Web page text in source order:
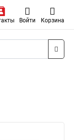
Войти Корзина